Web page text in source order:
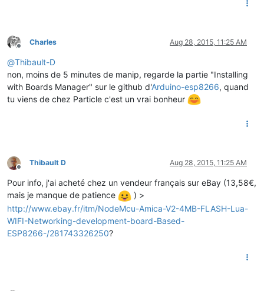
Offline
Charles Aug 28, 2015, 11:25 AM
@Thibault-D
non, moins de 5 minutes de manip, regarde la partie "Installing
with Boards Manager" sur le github d'Arduino-esp8266, quand
tu viens de chez Particle c'est un vrai bonheur
Offline
Thibault D Aug 28, 2015, 11:25 AM
Pour info, j'ai acheté chez un vendeur français sur eBay (13,58€,
mais je manque de patience
) >
http://www.ebay.fr/itm/NodeMcu-Amica-V2-4MB-FLASH-Lua-
WIFI-Networking-development-board-Based-
ESP8266-/281743326250?